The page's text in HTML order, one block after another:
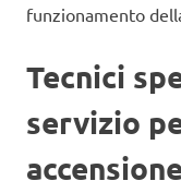
funzionamento
Tecnici
servizio